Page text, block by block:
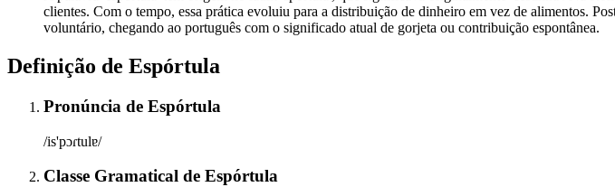
clientes. Com o tempo, essa prática evoluiu para a distribuição de dinheiro em vez de alimentos.
voluntário, chegando ao português com o significado atual de gorjeta ou contribuição espontânea.
Definição de Espórtula
Pronúncia de Espórtula
/is'pɔɾtulɐ/
Classe Gramatical de Espórtula